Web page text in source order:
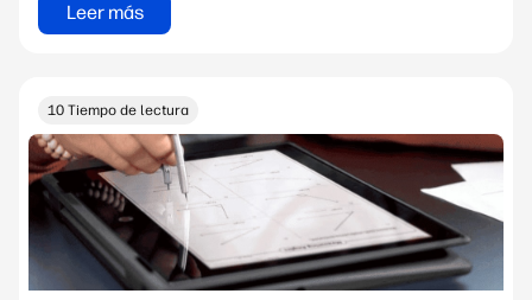
Leer más
10 Tiempo de lectura